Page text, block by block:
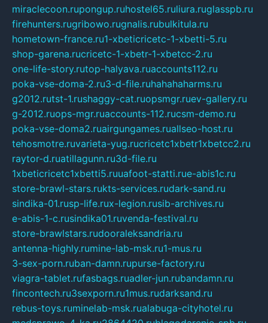
miraclecoon.rupongup.ruhostel65.ruliura.ruglasspb.ru
firehunters.rugribowo.rugnalis.rubulkitula.ru
hometown-france.ru1-xbeticricetc-1-xbetti-5.ru
shop-garena.rucricetc-1-xbetr-1-xbetcc-2.ru
one-life-story.rutop-halyava.ruaccounts112.ru
poka-vse-doma-2.ru3-d-file.ruhahahaharms.ru
g2012.rutst-1.rushaggy-cat.ruopsmgr.ruev-gallery.ru
g-2012.ruops-mgr.ruaccounts-112.rucsm-demo.ru
poka-vse-doma2.ruairgungames.ruallseo-host.ru
tehosmotre.ruvarieta-yug.rucricetc1xbetr1xbetcc2.ru
raytor-d.ruatillagunn.ru3d-file.ru
1xbeticricetc1xbetti5.ruuafoot-statti.rue-abis1c.ru
store-brawl-stars.rukts-services.rudark-sand.ru
sindika-01.rusp-life.rux-legion.rusib-archives.ru
e-abis-1-c.rusindika01.ruvenda-festival.ru
store-brawlstars.rudooraleksandria.ru
antenna-highly.rumine-lab-msk.ru1-mus.ru
3-sex-porn.ruban-damn.rupurse-factory.ru
viagra-tablet.rufasbags.ruadler-jun.rubandamn.ru
fincontech.ru3sexporn.ru1mus.rudarksand.ru
rebus-toys.ruminelab-msk.rualabuga-cityhotel.ru